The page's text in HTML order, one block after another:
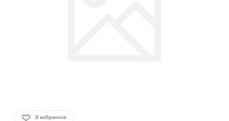
В избранное